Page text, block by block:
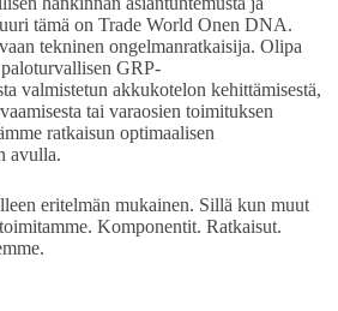
tämä on Trade World Onen DNA.
tekninen ongelmanratkaisija. Olipa
GRP-
valmistetun akkukotelon kehittämisestä,
tai varaosien toimituksen
ratkaisun optimaalisen
avulla.
eritelmän mukainen. Sillä kun muut
Komponentit. Ratkaisut.